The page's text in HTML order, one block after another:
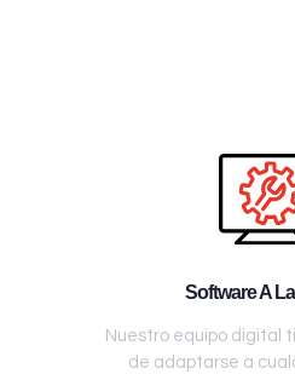
Software A
Nuestro equipo digital
de adaptarse a